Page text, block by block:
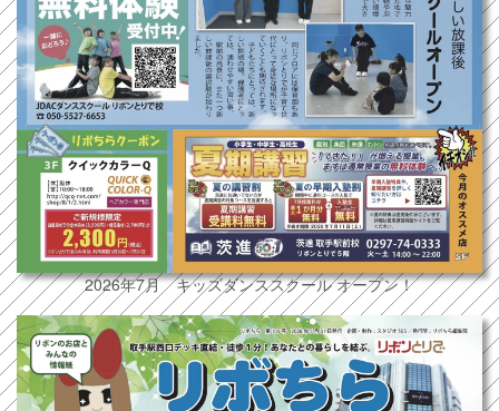
2026年7月 キッズダンススクール オープン！